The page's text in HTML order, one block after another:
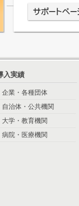
入実績
企業・各種団体
自治体・公共機関
大学・教育機関
病院・医療機関